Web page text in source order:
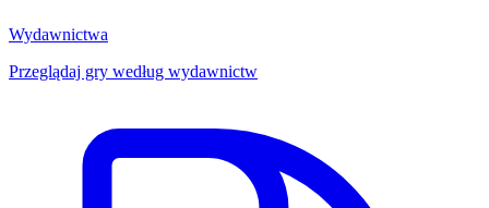
Wydawnictwa
Przeglądaj gry według wydawnictw